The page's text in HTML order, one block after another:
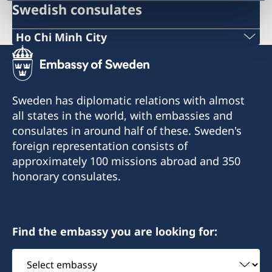
Swedish consulates
Ho Chi Minh City
Phone:
+84 (0) 327 918 988
E-mail:
honoraryconsulateswedenhcmc@gmail.com
The Honorary Consulate General of Sweden
Sonatus Building, 2nd Floor
The Honorary Consulate General in Ho Chi Minh
City receives and processes certain consular
Sweden has diplomatic relations with almost
all states in the world, with embassies and
consulates in around half of these. Sweden's
foreign representation consists of
approximately 100 missions abroad and 350
honorary consulates.
Find the embassy you are looking for:
Select